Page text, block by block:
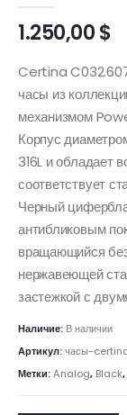
1.250,00$
Certina
часы из
механизмом
Корпус
316L и обладает
соответствует
Черный
антибликовым
вращающийся
нержавеющей
застежкой с
Наличие: В наличии
Артикул:часы-
Метки:Analog, Black,